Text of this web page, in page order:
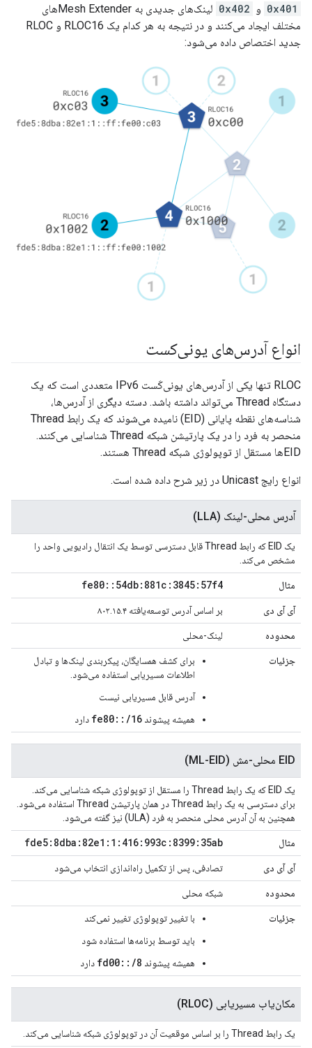
0x401 و 0x402
لینک‌های جدیدی به Mesh Extenderهای
مختلف ایجاد می‌کنند و در نتیجه به هر کدام یک RLOC16 و RLOC
جدید اختصاص داده می‌شود:
انواع آدرس‌های یونی‌کست
RLOC تنها یکی از آدرس‌های یونی‌کَست IPv6 متعددی است که یک
دستگاه Thread می‌تواند داشته باشد. دسته دیگری از آدرس‌ها،
شناسه‌های نقطه پایانی (EID) نامیده می‌شوند که یک رابط Thread
منحصر به فرد را در یک پارتیشن شبکه Thread شناسایی می‌کنند.
EIDها مستقل از توپولوژی شبکه Thread هستند.
انواع رایج Unicast در زیر شرح داده شده است.
آدرس محلی-لینک (LLA)
یک EID که رابط Thread قابل دسترسی توسط یک انتقال رادیویی واحد را
مشخص می‌کند.
مثال fe80:: 54db:881c:3845:57f4
آی آی دی بر اساس آدرس توسعه‌یافته ۸۰۲.۱۵.۴
محدوده لینک-محلی
جزئیات
برای کشف همسایگان، پیکربندی لینک‌ها و تبادل
اطلاعات مسیریابی استفاده می‌شود.
آدرس قابل مسیریابی نیست
همیشه پیشوند fe80::/16 دارد
EID محلی-مش (ML-EID)
یک EID که یک رابط Thread را مستقل از توپولوژی شبکه شناسایی می‌کند.
برای دسترسی به یک رابط Thread در همان پارتیشن Thread استفاده می‌شود.
همچنین به آن آدرس محلی منحصر به فرد (ULA) نیز گفته می‌شود.
مثال fde5:8dba:82e1:1:416:993c:8399:35ab
آی آی دی تصادفی، پس از تکمیل راه‌اندازی انتخاب می‌شود
محدوده شبکه محلی
جزئیات
با تغییر توپولوژی تغییر نمی‌کند
باید توسط برنامه‌ها استفاده شود
همیشه پیشوند fd00::/8 دارد
مکان‌یاب مسیریابی (RLOC)
یک رابط Thread را بر اساس موقعیت آن در توپولوژی شبکه شناسایی می‌کند.